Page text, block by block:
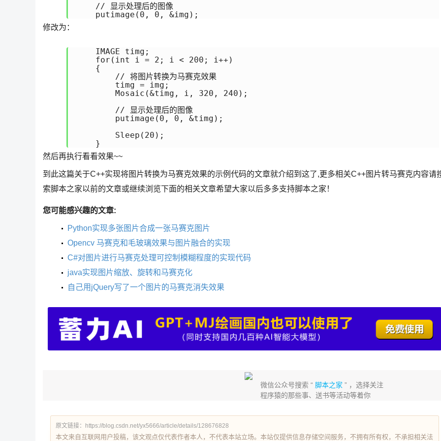
    // 显示处理后的图像
修改为：
    IMAGE timg;
    for(int i = 2; i < 200; i++)
    {
        // 将图片转换为马赛克效果
        timg = img;
        Mosaic(&timg, i, 320, 240);
        // 显示处理后的图像
        putimage(0, 0, &timg);
        Sleep(20);
然后再执行看看效果~~
到此这篇关于C++实现将图片转换为马赛克效果的示例代码的文章就介绍到这了,更多相关C++图片转马赛克内容请
索脚本之家以前的文章或继续浏览下面的相关文章希望大家以后多多支持脚本之家！
您可能感兴趣的文章:
Python实现多张图片合成一张马赛克图片
Opencv 马赛克和毛玻璃效果与图片融合的实现
C#对图片进行马赛克处理可控制模糊程度的实现代码
java实现图片缩放、旋转和马赛克化
自己用jQuery写了一个图片的马赛克消失效果
微信公众号搜索 “脚本之家 ” ，选择关注
程序猿的那些事、送书等活动等着你
原文链接：https://blog.csdn.net/yx5666/article/details/128676828
本文来自互联网用户投稿，该文观点仅代表作者本人，不代表本站立场。本站仅提供信息存储空间服务，不拥有所有权，不承担相关法